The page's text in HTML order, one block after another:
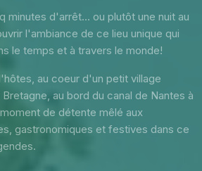
minutes d'arrêt... ou plutôt une nuit au
l'ambiance de ce lieu unique qui
le temps et à travers le monde!
au coeur d'un petit village
au bord du canal de Nantes à
de détente mêlé aux
gastronomiques et festives dans ce